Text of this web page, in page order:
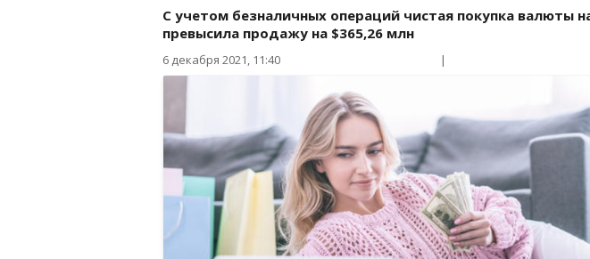
С учетом безналичных операций чистая покупка валюты
превысила продажу на $365,26 млн
6 декабря 2021, 11:40 |